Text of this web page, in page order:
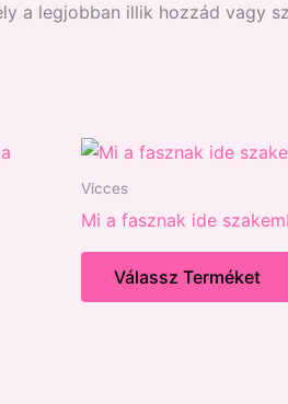
a legjobban illik hozzád vagy
Vicces
Mi a fasznak ide
Válassz Terméket